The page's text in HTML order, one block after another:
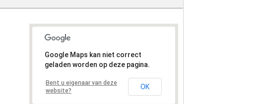
Google Maps kan niet correct
geladen worden op deze pagina.
Bent u eigenaar van deze
website?
OK